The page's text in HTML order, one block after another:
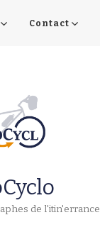
Contact
de l'itin'errance